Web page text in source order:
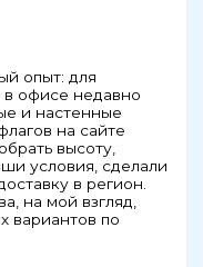
опыт: для
офисе недавно
и настенные
на сайте
высоту,
условия, сделали
в регион.
на мой взгляд,
вариантов по